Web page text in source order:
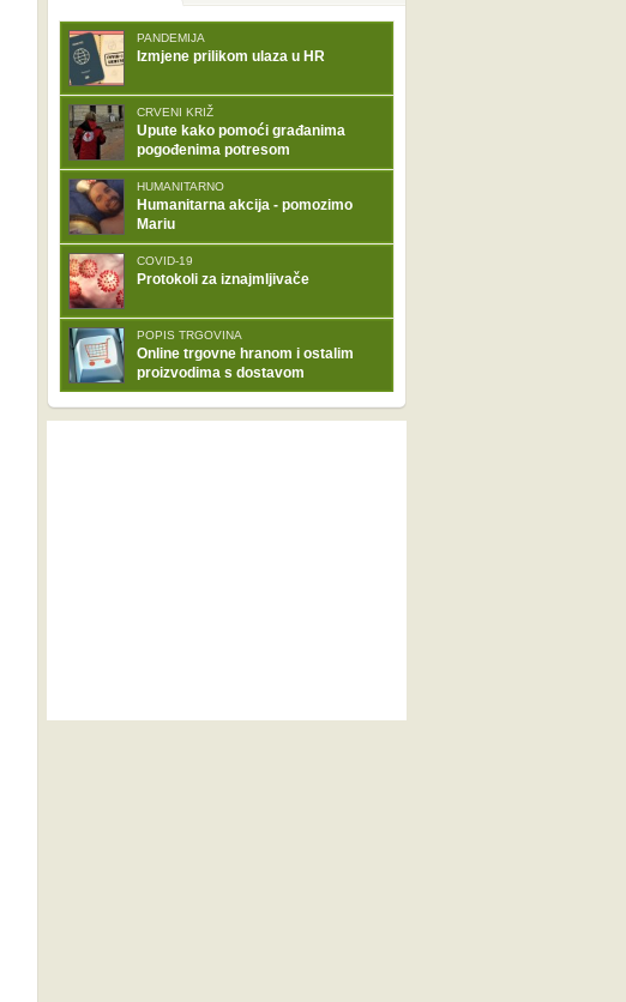
PANDEMIJA
Izmjene prilikom ulaza u HR
CRVENI KRIŽ
Upute kako pomoći građanima
pogođenima potresom
HUMANITARNO
Humanitarna akcija - pomozimo
Mariu
COVID-19
Protokoli za iznajmljivače
POPIS TRGOVINA
Online trgovne hranom i ostalim
proizvodima s dostavom